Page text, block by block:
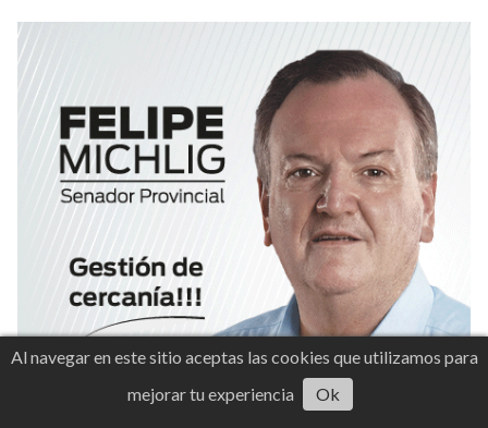
Al navegar en este sitio aceptas las cookies que utilizamos para
mejorar tu experiencia
Ok